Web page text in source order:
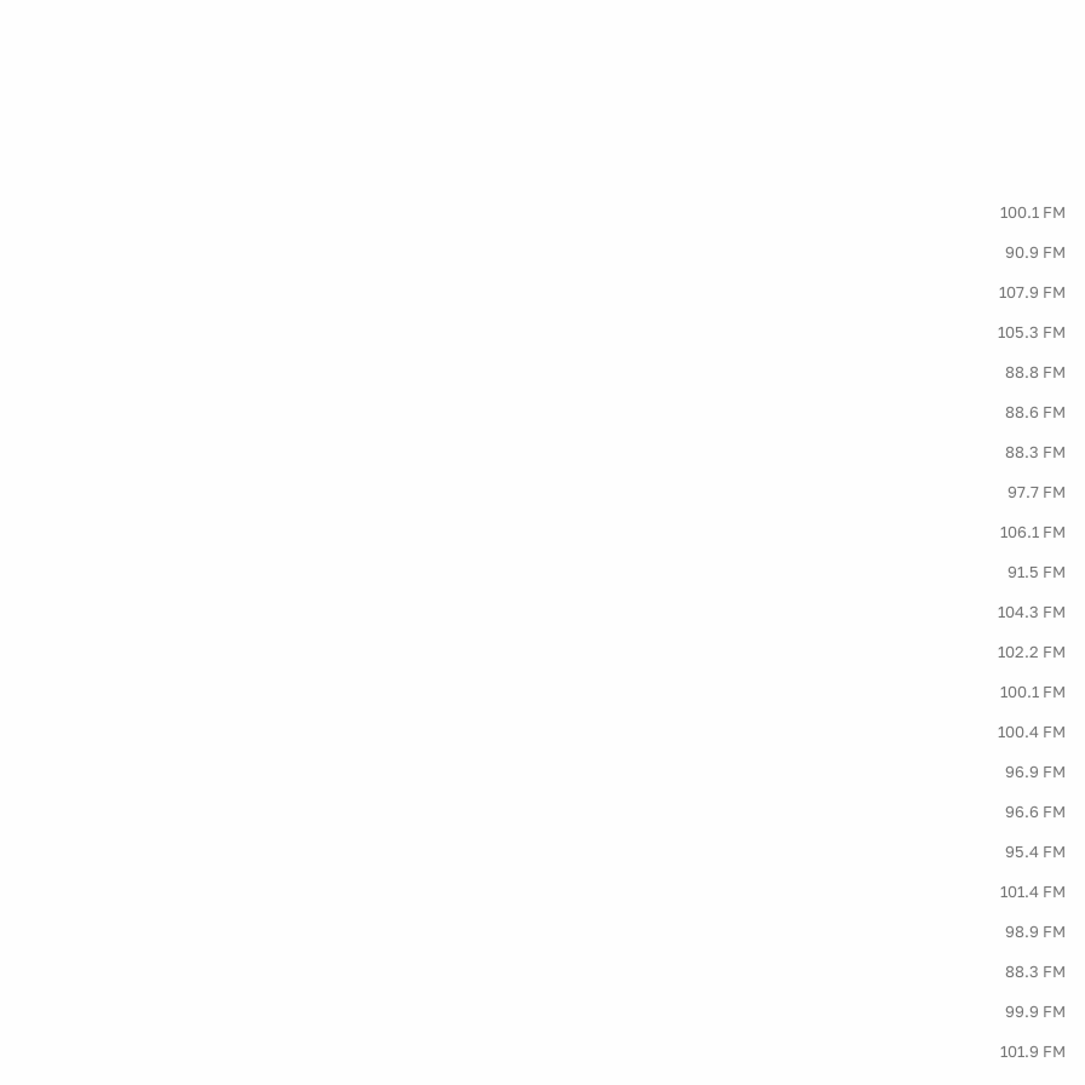
100.1 FM
90.9 FM
107.9 FM
105.3 FM
88.8 FM
88.6 FM
88.3 FM
97.7 FM
106.1 FM
91.5 FM
104.3 FM
102.2 FM
100.1 FM
100.4 FM
96.9 FM
96.6 FM
95.4 FM
101.4 FM
98.9 FM
88.3 FM
99.9 FM
101.9 FM